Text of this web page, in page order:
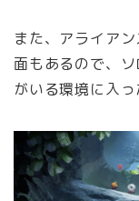
また、アライア
面もあるので、
がいる環境に入っ